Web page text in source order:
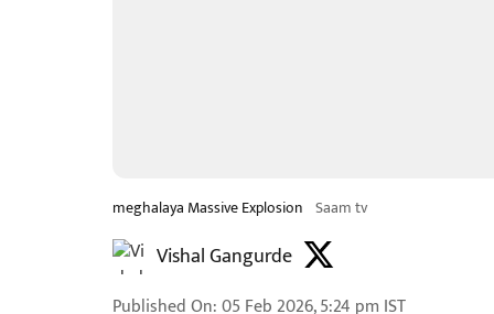
meghalaya Massive Explosion Saam tv
Vishal Gangurde
Published On:05 Feb 2026, 5:24 pm IST